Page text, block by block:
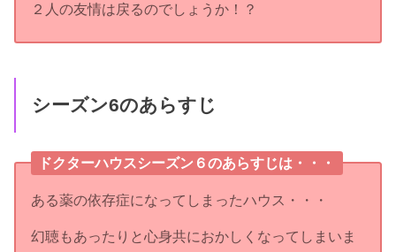
２人の友情は戻るのでしょうか！？
シーズン6のあらすじ
ドクターハウスシーズン６のあらすじは・・・
ある薬の依存症になってしまったハウス・・・
幻聴もあったりと心身共におかしくなってしまいま